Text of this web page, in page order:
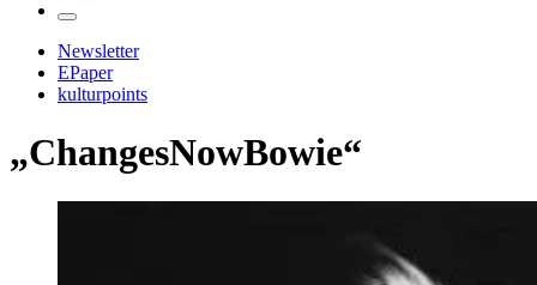
Newsletter
EPaper
kulturpoints
„ChangesNowBowie“